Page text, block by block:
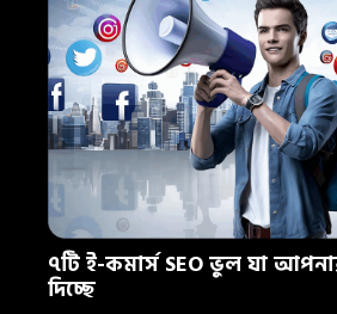
৭টি ই-কমার্স SEO ভুল যা
দিচ্ছে